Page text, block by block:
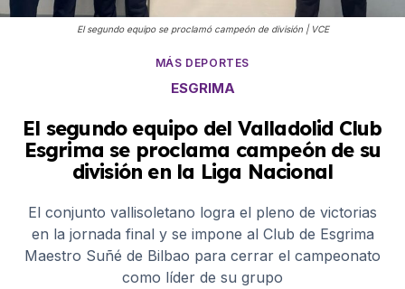
El segundo equipo se proclamó campeón de división | VCE
MÁS DEPORTES
ESGRIMA
El segundo equipo del Valladolid Club
Esgrima se proclama campeón de su
división en la Liga Nacional
El conjunto vallisoletano logra el pleno de victorias
en la jornada final y se impone al Club de Esgrima
Maestro Suñé de Bilbao para cerrar el campeonato
como líder de su grupo